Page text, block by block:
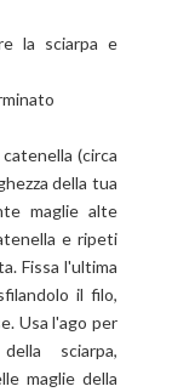
la sciarpa e
(circa
della tua
maglie alte
e ripeti
Fissa l'ultima
il filo,
Usa l'ago per
sciarpa,
maglie della